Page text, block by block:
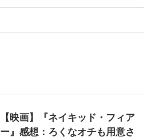
【映画】『ネイキッド・フィア
ー』感想：ろくなオチも用意さ